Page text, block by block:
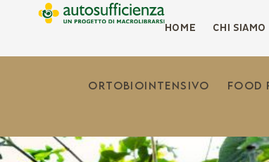
HOME CHI SIAMO
Ortobiointensivo Food